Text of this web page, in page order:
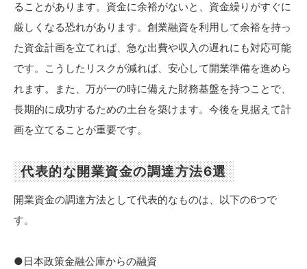
ることがあります。資金に余裕がないと、資金繰りがすぐに
厳しくなる恐れがあります。創業融資を利用して余裕を持っ
た資金計画を立てれば、急な出費や収入の遅れにも対応可能
です。こうしたリスクが減れば、安心して開業準備を進めら
れます。また、万が一の時に備えた財務基盤を持つことで、
長期的に成功するための土台を築けます。今後を見据えて計
画を立てることが重要です。
代表的な開業資金の調達方法6選
開業資金の調達方法として代表的なものは、以下の6つで
す。
●日本政策金融公庫からの融資